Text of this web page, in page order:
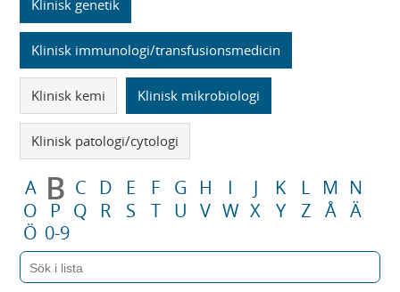
Klinisk genetik
Klinisk immunologi/transfusionsmedicin
Klinisk kemi Klinisk mikrobiologi
Klinisk patologi/cytologi
A B C D E F G H I J K L M N
O
P Q R S T U V W X Y Z Å Ä
Ö 0-9